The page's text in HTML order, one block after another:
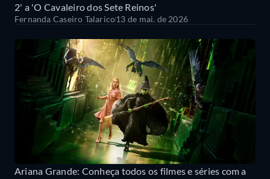
2' a 'O Cavaleiro dos Sete Reinos'
Fernanda Caseiro Talarico13 de mai. de 2026
Ariana Grande: Conheça todos os filmes e séries com a